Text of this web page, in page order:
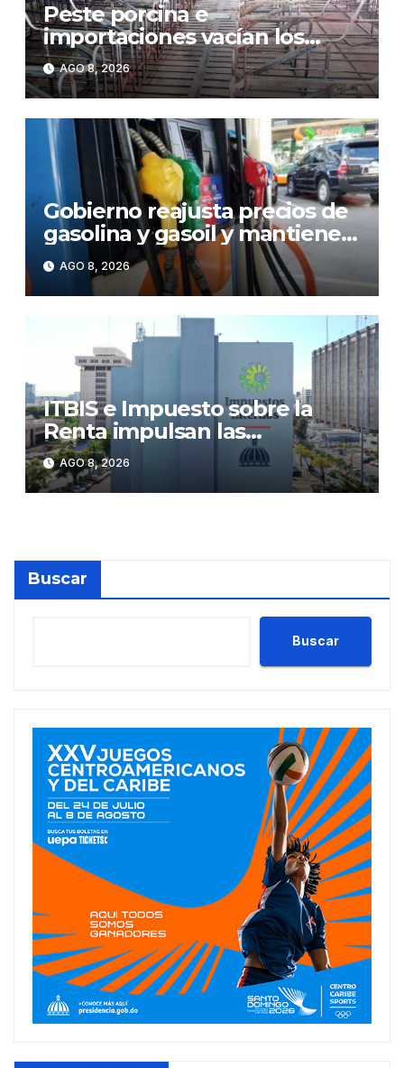
Peste porcina e
importaciones vacían los
corrales de Monte Adentro en
Licey
AGO 8, 2026
Gobierno reajusta precios de
gasolina y gasoil y mantiene
congelado el GLP
AGO 8, 2026
ITBIS e Impuesto sobre la
Renta impulsan las
recaudaciones de la DGII;
superan los RD$81,475
millones en julio
AGO 8, 2026
Buscar
Buscar